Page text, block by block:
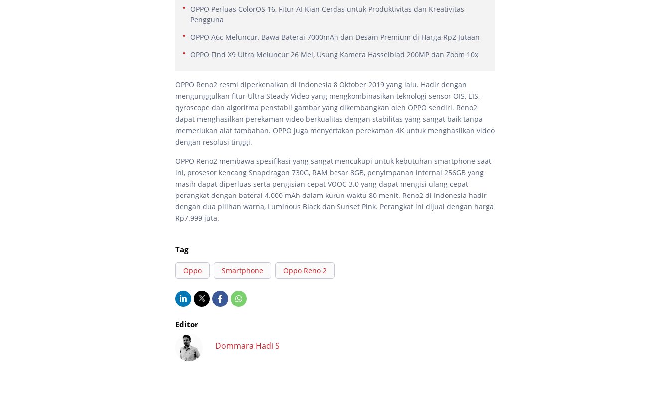
OPPO Perluas ColorOS 16, Fitur AI Kian Cerdas untuk Produktivitas dan Kreativitas
Pengguna
OPPO A6c Meluncur, Bawa Baterai 7000mAh dan Desain Premium di Harga Rp2 Jutaan
OPPO Find X9 Ultra Meluncur 26 Mei, Usung Kamera Hasselblad 200MP dan Zoom 10x
OPPO Reno2 resmi diperkenalkan di Indonesia 8 Oktober 2019 yang lalu. Hadir dengan
mengunggulkan fitur Ultra Steady Video yang mengkombinasikan teknologi sensor OIS, EIS,
qyroscope dan algoritma penstabil gambar yang dikembangkan oleh OPPO sendiri. Reno2
dapat menghasilkan perekaman video berkualitas dengan stabilitas yang sangat baik tanpa
memerlukan alat tambahan. OPPO juga menyertakan perekaman 4K untuk menghasilkan video
dengan resolusi tinggi.
OPPO Reno2 membawa spesifikasi yang sangat mencukupi untuk kebutuhan smartphone saat
ini, prosesor kencang Snapdragon 730G, RAM besar 8GB, penyimpanan internal 256GB yang
masih dapat diperluas serta pengisian cepat VOOC 3.0 yang dapat mengisi ulang cepat
perangkat dengan baterai 4.000 mAh dalam kurun waktu 80 menit. Reno2 di Indonesia hadir
dengan dua pilihan warna, Luminous Black dan Sunset Pink. Perangkat ini dijual dengan harga
Rp7.999 juta.
Tag
Oppo Smartphone Oppo Reno 2
Editor
Dommara Hadi S